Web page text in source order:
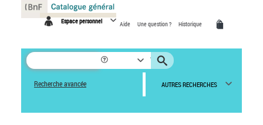
Espace personnel Aide Une question ? Historique
Recherche avancée AUTRES RECHERCHES
Panneau de gestion des cookies